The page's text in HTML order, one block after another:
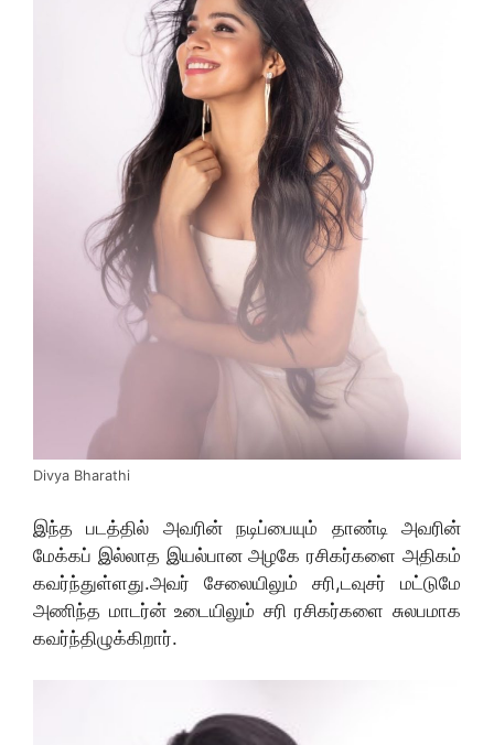
Divya Bharathi
இந்த படத்தில் அவரின் நடிப்பையும் தாண்டி அவரின்
மேக்கப் இல்லாத இயல்பான அழகே ரசிகர்களை அதிகம்
கவர்ந்துள்ளது.அவர் சேலையிலும் சரி,டவுசர் மட்டுமே
அணிந்த மாடர்ன் உடையிலும் சரி ரசிகர்களை சுலபமாக
கவர்ந்திழுக்கிறார்.